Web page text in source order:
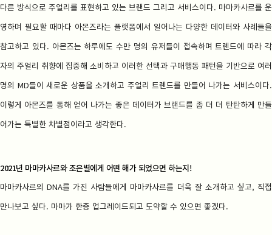
다른 방식으로 주얼리를 표현하고 있는 브랜드 그리고 서비스이다. 마마카사르를 운
영하며 필요할 때마다 아몬즈라는 플랫폼에서 일어나는 다양한 데이터와 사례들을
참고하고 있다. 아몬즈는 하루에도 수만 명의 유저들이 접속하며 트렌드에 따라 각
자의 주얼리 취향에 집중해 소비하고 이러한 선택과 구매행동 패턴을 기반으로 여러
명의 MD들이 새로운 상품을 소개하고 주얼리 트렌드를 만들어 나가는 서비스이다.
이렇게 아몬즈를 통해 얻어 나가는 좋은 데이터가 브랜드를 좀 더 더 탄탄하게 만들
어가는 특별한 차별점이라고 생각한다.
2021년 마마카사르와 조은별에게 어떤 해가 되었으면 하는지!
마마카사르의 DNA를 가진 사람들에게 마마카사르를 더욱 잘 소개하고 싶고, 직접
만나보고 싶다. 마마가 한층 업그레이드되고 도약할 수 있으면 좋겠다.